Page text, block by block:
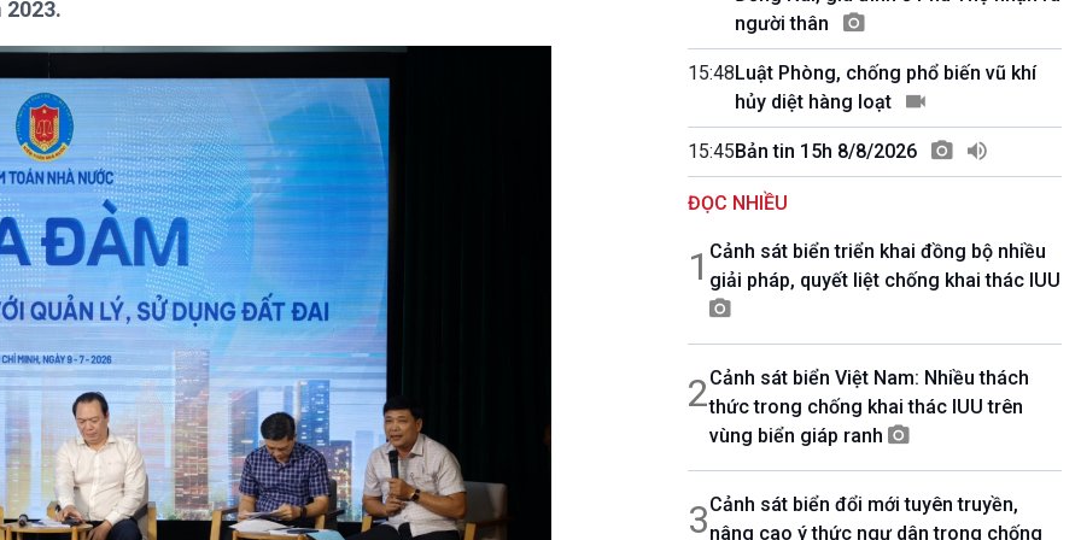
Chát với người nổi tiếng
Câu chuyện Thể thao
Infographic
10 phút Sự kiện - Luận bàn
Dòng chảy sự kiện
Đối thoại
Diễn đàn chủ nhật
Chuyện đêm
người thân
15:48Luật Phòng, chống phổ biến vũ khí
hủy diệt hàng loạt
15:45Bản tin 15h 8/8/2026
ĐỌC NHIỀU
1 Cảnh sát biển triển khai đồng bộ nhiều
giải pháp, quyết liệt chống khai thác IUU
2Cảnh sát biển Việt Nam: Nhiều thách
thức trong chống khai thác IUU trên
vùng biển giáp ranh
3Cảnh sát biển đổi mới tuyên truyền,
nâng cao ý thức ngư dân trong chống